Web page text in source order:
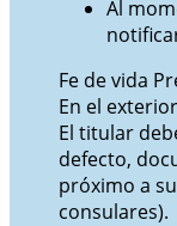
Al
Fe de vida
En el
El titular
defecto,
próximo a
consulares).